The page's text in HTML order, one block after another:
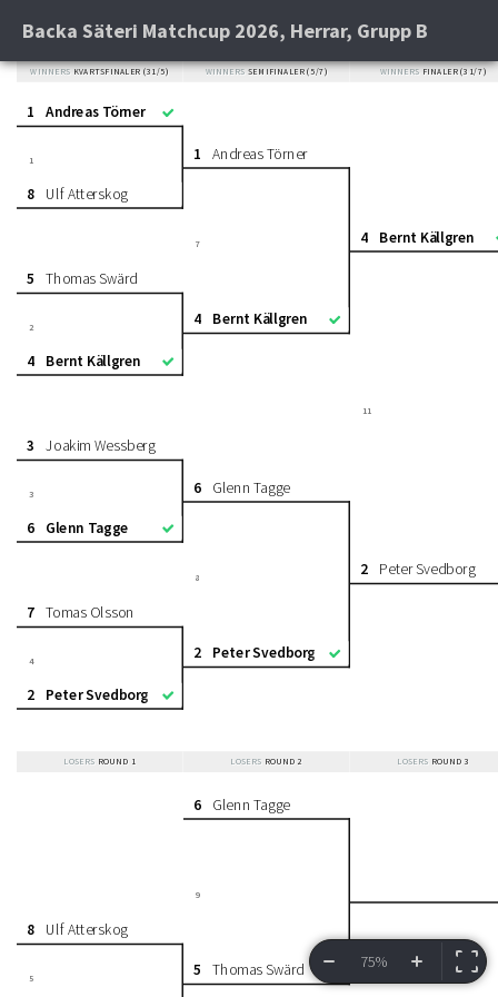
Backa Säteri Matchcup 2026, Herrar, Grupp B
1 Andreas Törner
8 Ulf Atterskog
1
5 Thomas Swärd
4 Bernt Källgren
2
3 Joakim Wessberg
6 Glenn Tagge
3
7 Tomas Olsson
2 Peter Svedborg
4
1 Andreas Törner
4 Bernt Källgren
7
6 Glenn Tagge
2 Peter Svedborg
8
4 Bernt Källgren
2 Peter Svedborg
11
WINNERSKVARTSFINALER (31/5) WINNERSSEMIFINALER (5/7) WINNERSFINALER (31/7)
8 Ulf Atterskog
5
6 Glenn Tagge
5 Thomas Swärd
9
LOSERS ROUND 1 LOSERS ROUND 2 LOSERS ROUND 3
75%
INFORMATION VIEW BRACKET